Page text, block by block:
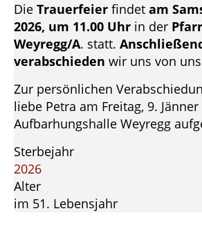
Die Trauerfeier findet am
2026, um 11.00 Uhr in der
Weyregg/A. statt.
verabschieden wir uns von
Zur persönlichen
liebe Petra am Freitag, 9.
Aufbarhungshalle Weyregg
Sterbejahr
2026
Alter
im 51. Lebensjahr